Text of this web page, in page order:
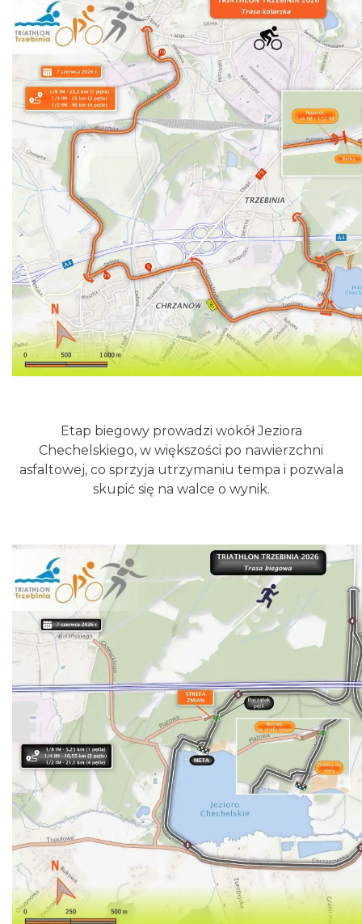
Rabsztyn
2026-08-22
Rabsztyn
2026-08-29
18.51 km
Zimna Połówka & Ćwiartka czyli Extremalny
2026-12-19
24.72 km
OFF Festival 2026
Katowice
2026-08-07
28.08 km
Muzyka zespołu Metallica symfonicznie
2026
Katowice
2026-11-14
29.68 km
Etap biegowy prowadzi wokół Jeziora
Chechelskiego, w większości po nawierzchni
asfaltowej, co sprzyja utrzymaniu tempa i pozwala
skupić się na walce o wynik.